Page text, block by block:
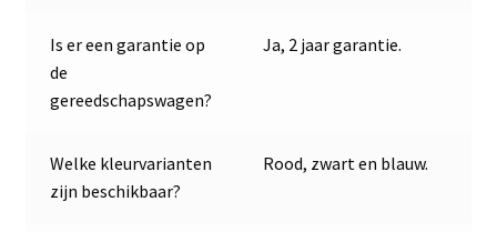
Is er een garantie op
de
gereedschapswagen?
Ja, 2 jaar garantie.
Welke kleurvarianten
zijn beschikbaar?
Rood, zwart en blauw.